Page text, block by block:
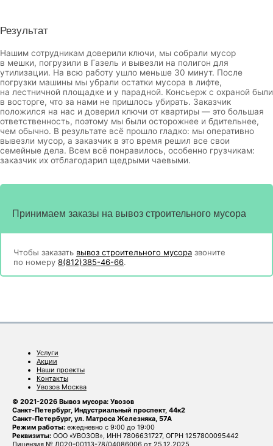
Результат
Нашим сотрудникам доверили ключи, мы собрали мусор
в мешки, погрузили в Газель и вывезли на полигон для
утилизации. На всю работу ушло меньше 30 минут. После
погрузки машины мы убрали остатки мусора в лифте,
на лестничной площадке и у парадной. Консьерж с охраной были
в восторге, что за нами не пришлось убирать. Заказчик
положился на нас и доверил ключи от квартиры — это большая
ответственность, поэтому мы были осторожнее и бдительнее,
чем обычно. В результате всё прошло гладко: мы оперативно
вывезли мусор, а заказчик в это время решил все свои
семейные дела. Всем всё понравилось, особенно грузчикам:
заказчик их отблагодарил щедрыми чаевыми.
Принимаем заказы на вывоз строительного мусора
Чтобы заказать вывоз строительного мусора звоните
по номеру 8(812)385-46-66.
Услуги
Акции
Наши проекты
Контакты
Увозов Москва
© 2021-2026 Вывоз мусора: Увозов
Санкт-Петербург, Индустриальный проспект, 44к2
Санкт-Петербург, ул. Матроса Железняка, 57А
Режим работы: ежедневно с 9:00 до 19:00
Реквизиты: ООО «УВОЗОВ», ИНН 7806631727, ОГРН 1257800095442